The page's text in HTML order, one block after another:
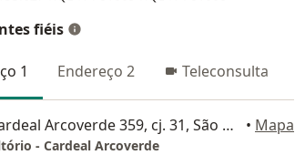
fiéis
1 Endereço 2 Teleconsulta
Rua Cardeal Arcoverde 359, cj. 31, São Paulo • Mapa
- Cardeal Arcoverde